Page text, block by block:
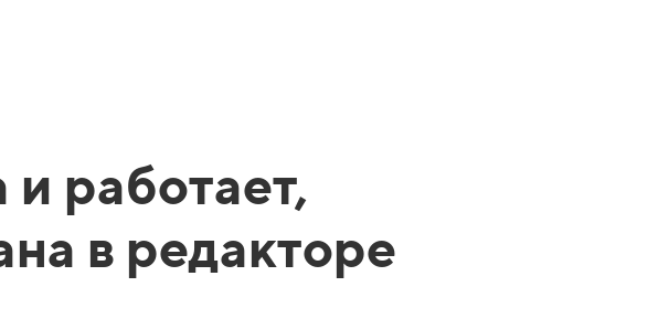
работает,
в редакторе